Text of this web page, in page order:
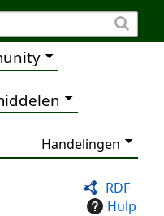
Handelingen
RDF
Hulp